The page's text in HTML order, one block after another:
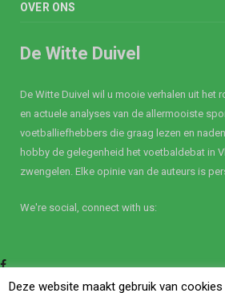
OVER ONS
De Witte Duivel
De Witte Duivel wil u mooie verhalen uit het
en actuele analyses van de allermooiste
voetballiefhebbers die graag lezen en
hobby de gelegenheid het voetbaldebat in
zwengelen. Elke opinie van de auteurs is
We're social, connect with us:
Facebook
Twitter
Deze website maakt gebruik van